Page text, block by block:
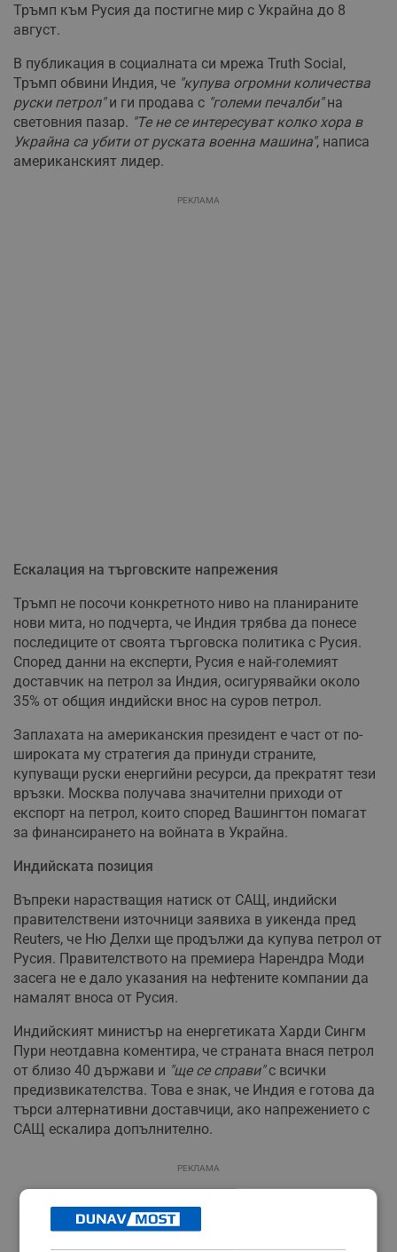
Тръмп към Русия да постигне мир с Украйна до 8
август.
В публикация в социалната си мрежа Truth Social,
Тръмп обвини Индия, че "купува огромни количества
руски петрол"и ги продава с "големи печалби"на
световния пазар. "Те не се интересуват колко хора в
Украйна са убити от руската военна машина", написа
американският лидер.
РЕКЛАМА
Ескалация на търговските напрежения
Тръмп не посочи конкретното ниво на планираните
нови мита, но подчерта, че Индия трябва да понесе
последиците от своята търговска политика с Русия.
Според данни на експерти, Русия е най-големият
доставчик на петрол за Индия, осигурявайки около
35% от общия индийски внос на суров петрол.
Заплахата на американския президент е част от по-
широката му стратегия да принуди страните,
купуващи руски енергийни ресурси, да прекратят тези
връзки. Москва получава значителни приходи от
експорт на петрол, които според Вашингтон помагат
за финансирането на войната в Украйна.
Индийската позиция
Въпреки нарастващия натиск от САЩ, индийски
правителствени източници заявиха в уикенда пред
Reuters, че Ню Делхи ще продължи да купува петрол от
Русия. Правителството на премиера Нарендра Моди
засега не е дало указания на нефтените компании да
намалят вноса от Русия.
Индийският министър на енергетиката Харди Сингм
Пури неотдавна коментира, че страната внася петрол
от близо 40 държави и "ще се справи"с всички
предизвикателства. Това е знак, че Индия е готова да
търси алтернативни доставчици, ако напрежението с
САЩ ескалира допълнително.
РЕКЛАМА